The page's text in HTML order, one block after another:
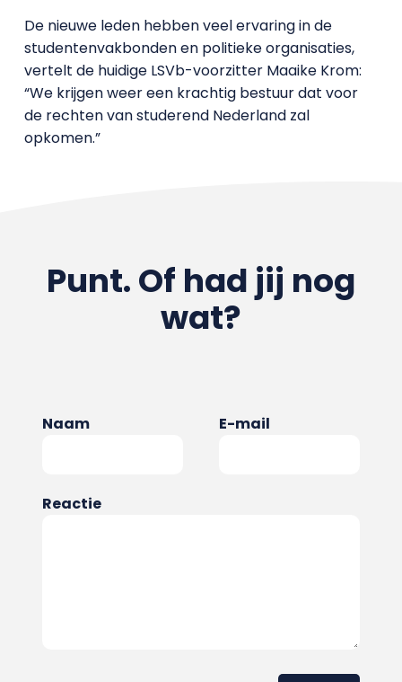
De nieuwe leden hebben veel ervaring in de
studentenvakbonden en politieke organisaties,
vertelt de huidige LSVb-voorzitter Maaike Krom:
“We krijgen weer een krachtig bestuur dat voor
de rechten van studerend Nederland zal
opkomen.”
Punt. Of had jij nog
wat?
Naam E-mail
Reactie